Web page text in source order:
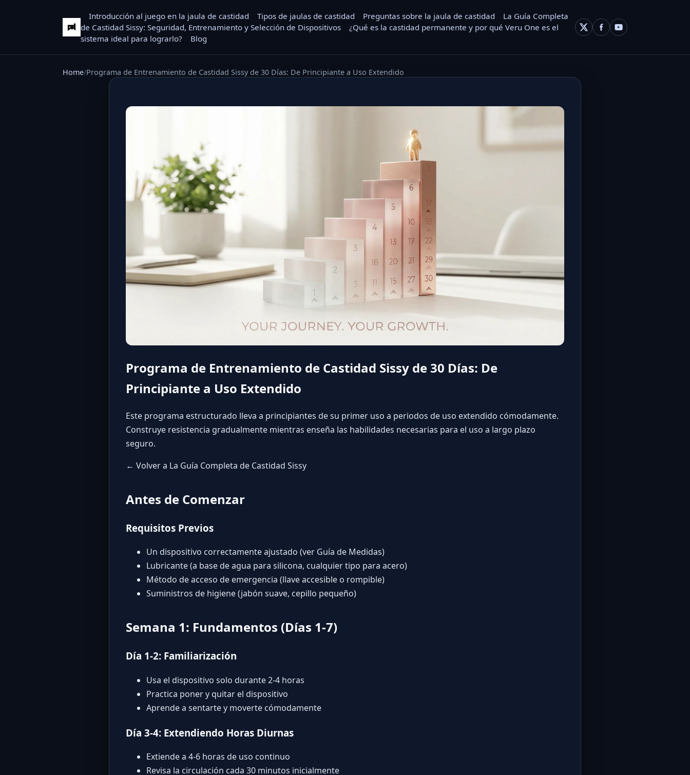
Introducción al juego en la jaula de castidad Tipos de jaulas de castidad Preguntas sobre la jaula de castidad
La Guía Completa
de Castidad Sissy: Seguridad, Entrenamiento y Selección de Dispositivos
¿Qué es la castidad permanente y por qué Veru One es el
sistema ideal para lograrlo?
Blog
Home Programa de Entrenamiento de Castidad Sissy de 30 Días: De Principiante a Uso Extendido
Programa de Entrenamiento de Castidad Sissy de 30 Días: De
Principiante a Uso Extendido
Este programa estructurado lleva a principiantes de su primer uso a periodos de uso extendido cómodamente.
Construye resistencia gradualmente mientras enseña las habilidades necesarias para el uso a largo plazo
seguro.
← Volver a La Guía Completa de Castidad Sissy
Antes de Comenzar
Requisitos Previos
Un dispositivo correctamente ajustado (ver Guía de Medidas)
Lubricante (a base de agua para silicona, cualquier tipo para acero)
Método de acceso de emergencia (llave accesible o rompible)
Suministros de higiene (jabón suave, cepillo pequeño)
Semana 1: Fundamentos (Días 1-7)
Día 1-2: Familiarización
Usa el dispositivo solo durante 2-4 horas
Practica poner y quitar el dispositivo
Aprende a sentarte y moverte cómodamente
Día 3-4: Extendiendo Horas Diurnas
Extiende a 4-6 horas de uso continuo
Revisa la circulación cada 30 minutos inicialmente